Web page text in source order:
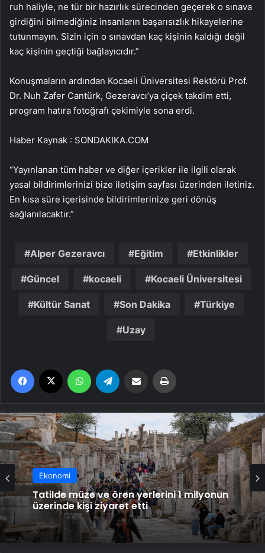
ruh haliyle, ne tür bir hazırlık sürecinden geçerek o sınava
girdiğini bilmediğiniz insanların başarısızlık hikayelerine
tutunmayın. Sizin için o sınavdan kaç kişinin kaldığı değil
kaç kişinin geçtiği bağlayıcıdır.”
Konuşmaların ardından Kocaeli Üniversitesi Rektörü Prof.
Dr. Nuh Zafer Cantürk, Gezeravcı’ya çiçek takdim etti,
program hatıra fotoğrafı çekimiyle sona erdi.
Haber Kaynak : SONDAKIKA.COM
“Yayınlanan tüm haber ve diğer içerikler ile ilgili olarak
yasal bildirimlerinizi bize iletişim sayfası üzerinden iletiniz.
En kısa süre içerisinde bildirimlerinize geri dönüş
sağlanılacaktır.”
Alper Gezeravcı Eğitim Etkinlikler
Güncel kocaeli Kocaeli Üniversitesi
Kültür Sanat Son Dakika Türkiye
Uzay
Facebook WhatsApp Email'den paylaş
Ekonomi
Tatilde müze ve ören yerlerini 1 milyonun
üzerinde kişi ziyaret etti